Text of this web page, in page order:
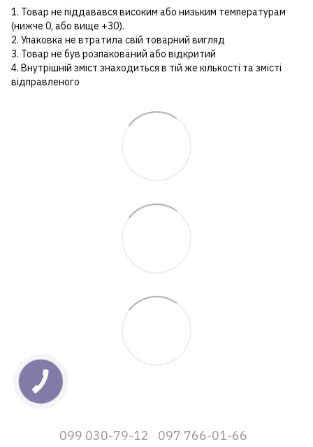
1. Товар не піддавався високим або низьким температурам
(нижче 0, або вище +30).
2. Упаковка не втратила свій товарний вигляд
3. Товар не був розпакований або відкритий
4. Внутрішній зміст знаходиться в тій же кількості та змісті
відправленого
099 030-79-12 097 766-01-66